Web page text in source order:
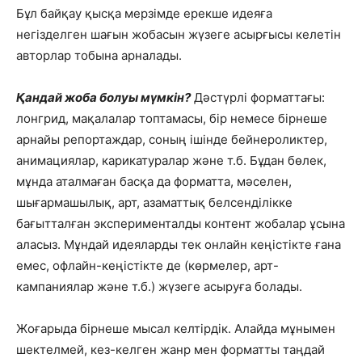
Бұл байқау қысқа мерзімде ерекше идеяға
негізделген шағын жобасын жүзеге асырғысы келетін
авторлар тобына арналады.
Қандай жоба болуы мүмкін?Дәстүрлі форматтағы:
лонгрид, мақалалар топтамасы, бір немесе бірнеше
арнайы репортаждар, соның ішінде бейнероликтер,
анимациялар, карикатуралар және т.б. Бұдан бөлек,
мұнда аталмаған басқа да форматта, мәселен,
шығармашылық, арт, азаматтық белсенділікке
бағытталған эксперименталды контент жобалар ұсына
аласыз. Мұндай идеяларды тек онлайн кеңістікте ғана
емес, офлайн-кеңістікте де (көрмелер, арт-
кампаниялар және т.б.) жүзеге асыруға болады.
Жоғарыда бірнеше мысал келтірдік. Алайда мұнымен
шектелмей, кез-келген жанр мен форматты таңдай